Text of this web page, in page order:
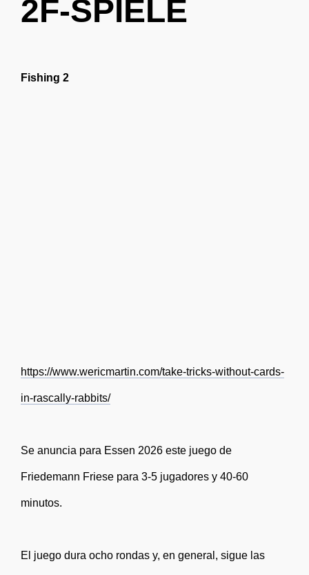
2F-SPIELE
Fishing 2
https://www.wericmartin.com/take-tricks-without-cards-
in-rascally-rabbits/
Se anuncia para Essen 2026 este juego de
Friedemann Friese para 3-5 jugadores y 40-60
minutos.
El juego dura ocho rondas y, en general, sigue las